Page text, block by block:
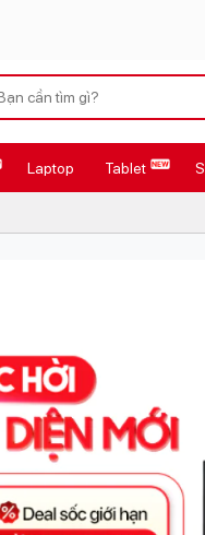
Xu hướng tìm kiếm
iPhone 17 Pro Max
AirTag 2 Mới
Osmo Pocket 4
Loa Marshall
Laptop Tablet